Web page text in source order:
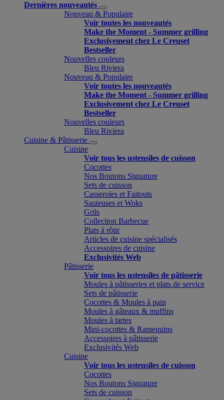
Dernières nouveautés
Nouveau & Populaire
Voir toutes les nouveautés
Make the Moment - Summer grilling
Exclusivement chez Le Creuset
Bestseller
Nouvelles couleurs
Bleu Riviera
Nouveau & Populaire
Voir toutes les nouveautés
Make the Moment - Summer grilling
Exclusivement chez Le Creuset
Bestseller
Nouvelles couleurs
Bleu Riviera
Cuisine & Pâtisserie
Cuisine
Voir tous les ustensiles de cuisson
Cocottes
Nos Boutons Signature
Sets de cuisson
Casseroles et Faitouts
Sauteuses et Woks
Grils
Collection Barbecue
Plats à rôtir
Articles de cuisine spécialisés
Accessoires de cuisine
Exclusivités Web
Pâtisserie
Voir tous les ustensiles de pâtisserie
Moules à pâtisseries et plats de service
Sets de pâtisserie
Cocottes & Moules à pain
Moules à gâteaux & muffins
Moules à tartes
Mini-cocottes & Ramequins
Accessoires à pâtisserie
Exclusivités Web
Cuisine
Voir tous les ustensiles de cuisson
Cocottes
Nos Boutons Signature
Sets de cuisson